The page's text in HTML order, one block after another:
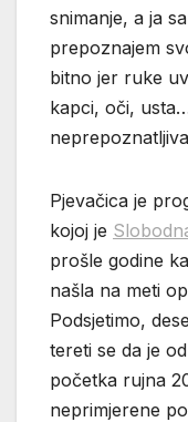
snimanje, a ja
prepoznajem
bitno jer ruke
kapci, oči,
Pjevačica je
kojoj je
prošle godine
našla na meti
Podsjetimo,
tereti se da je
početka rujna
neprimjerene